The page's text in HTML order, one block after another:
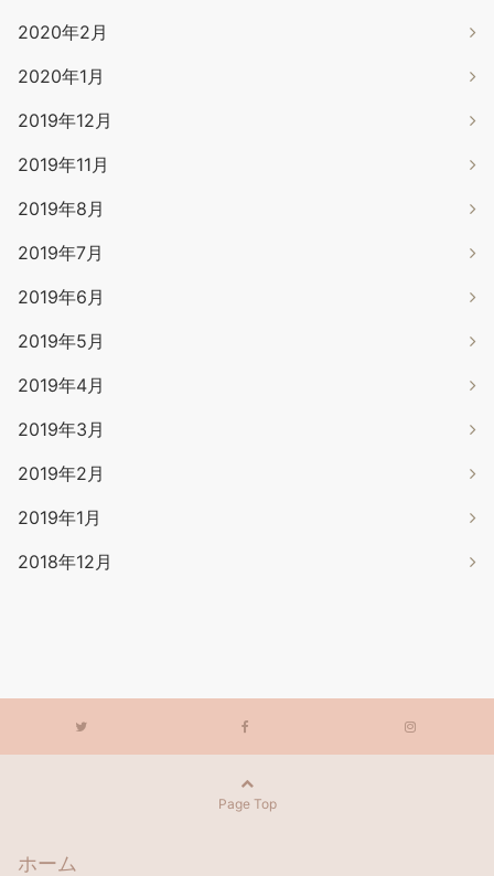
2020年2月
2020年1月
2019年12月
2019年11月
2019年8月
2019年7月
2019年6月
2019年5月
2019年4月
2019年3月
2019年2月
2019年1月
2018年12月
Page Top
ホーム